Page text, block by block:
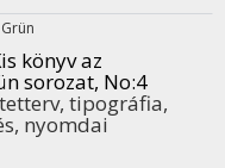
könyv az
sorozat, No:4
tipográfia,
nyomdai